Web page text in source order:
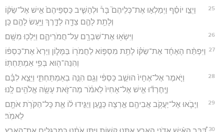
25
וַיְצַ֣ו יוֹסֵ֗ף וַיְמַלְא֣וּ אֶת־כְּלֵיהֶם֮ בָּר֒ וּלְהָשִׁ֤יב כַּסְפֵּיהֶם֙ אִ֣ישׁ אֶל־שַׂקּ֔וֹ
וְלָתֵ֥ת לָהֶ֛ם צֵדָ֖ה לַדָּ֑רֶךְ וַיַּ֥עַשׂ לָהֶ֖ם כֵּֽן׃
26 וַיִּשְׂא֥וּ אֶת־שִׁבְרָ֖ם עַל־חֲמֹרֵיהֶ֑ם וַיֵּלְכ֖וּ מִשָּֽׁם׃
27
וַיִּפְתַּ֨ח הָאֶחָ֜ד אֶת־שַׂקּ֗וֹ לָתֵ֥ת מִסְפּ֛וֹא לַחֲמֹר֖וֹ בַּמָּל֑וֹן וַיַּרְא֙ אֶת־כַּסְפּ֔וֹ
וְהִנֵּה־ה֖וּא בְּפִ֥י אַמְתַּחְתּֽוֹ׃
28
וַיֹּ֤אמֶר אֶל־אֶחָיו֙ הוּשַׁ֣ב כַּסְפִּ֔י וְגַ֖ם הִנֵּ֣ה בְאַמְתַּחְתִּ֑י וַיֵּצֵ֣א לִבָּ֗ם
וַיֶּֽחֶרְד֞וּ אִ֤ישׁ אֶל־אָחִיו֙ לֵאמֹ֔ר מַה־זֹּ֛את עָשָׂ֥ה אֱלֹהִ֖ים לָֽנוּ׃
29
וַיָּבֹ֛אוּ אֶל־יַעֲקֹ֥ב אֲבִיהֶ֖ם אַ֣רְצָה כְּנָ֑עַן וַיַּגִּ֣ידוּ ל֔וֹ אֵ֛ת כָּל־הַקֹּרֹ֥ת אֹתָ֖ם
לֵאמֹֽר׃
30